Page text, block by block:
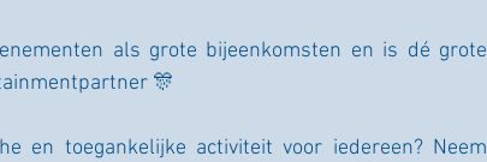
als grote bijeenkomsten en is dé grote
🎊
en toegankelijke activiteit voor iedereen? Neem